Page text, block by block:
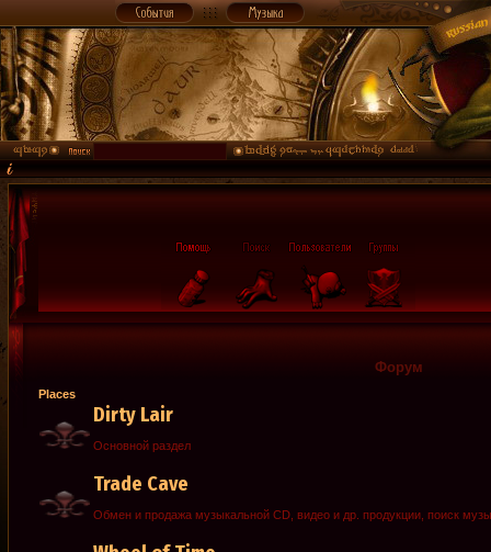
Форум
Places
Dirty Lair
Основной раздел
Trade Cave
Обмен и продажа музыкальной CD, видео и др. продукции, поиск